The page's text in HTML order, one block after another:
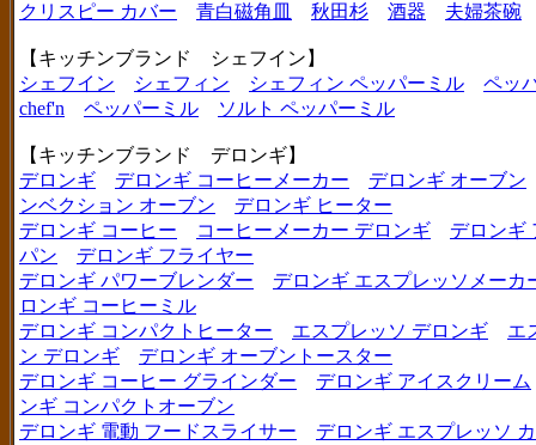
クリスピー カバー
青白磁角皿 秋田杉 酒器 夫婦茶碗
【キッチンブランド シェフイン】
シェフイン
シェフィン シェフィン ペッパーミル
ペッ
chef'n
ペッパーミル ソルト ペッパーミル
【キッチンブランド デロンギ】
デロンギ
デロンギ コーヒーメーカー
デロンギ オーブン
ンベクション オーブン
デロンギ ヒーター
デロンギ コーヒー
コーヒーメーカー デロンギ
デロンギ
パン
デロンギ フライヤー
デロンギ パワーブレンダー
デロンギ エスプレッソメーカ
ロンギ コーヒーミル
デロンギ コンパクトヒーター
エスプレッソ デロンギ
エ
ン デロンギ
デロンギ オーブントースター
デロンギ コーヒー グラインダー
デロンギ アイスクリーム
ンギ コンパクトオーブン
デロンギ 電動 フードスライサー
デロンギ エスプレッソ